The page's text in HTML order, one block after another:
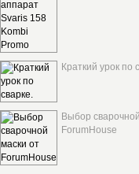
Краткий урок по
Выбор
ForumHouse